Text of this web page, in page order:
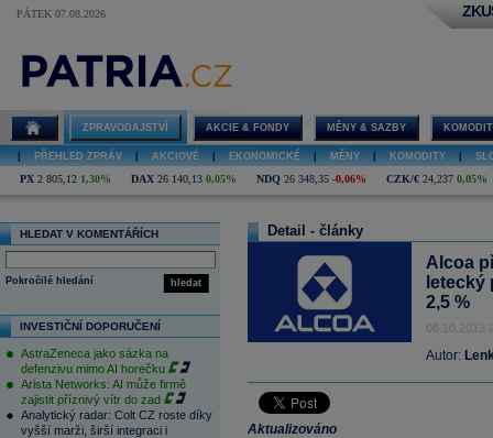
PÁTEK 07.08.2026
ZPRAVODAJSTVÍ AKCIE & FONDY MĚNY & SAZBY
PŘEHLED ZPRÁV AKCIOVÉ EKONOMICKÉ MĚNY KOMODITY
PX 2 805,12 1,30% DAX 26 140,13 0,05% NDQ 26 348,35 -0,06% CZK/€ 24,237 0,05%
HLEDAT V KOMENTÁŘÍCH
hledat
Pokročilé hledání
INVESTIČNÍ DOPORUČENÍ
AstraZeneca jako sázka na
defenzivu mimo AI horečku
Arista Networks: AI může firmě
zajistit příznivý vítr do zad
Analytický radar: Colt CZ roste díky
vyšší marži, širší integraci i
Detail - články
Alcoa
letecký
2,5 %
08.10.2013
Autor:
Aktualizováno